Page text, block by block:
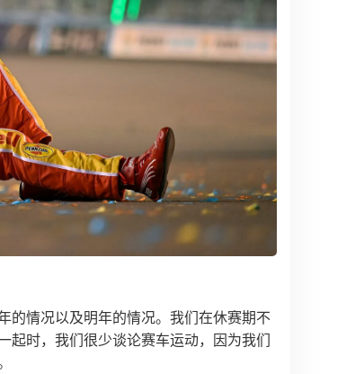
的情况以及明年的情况。我们在休赛期不
起时，我们很少谈论赛车运动，因为我们